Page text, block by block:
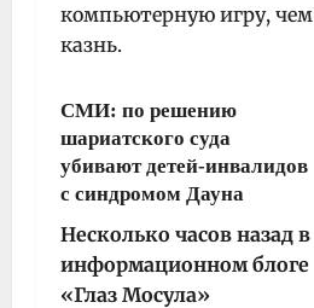
компьютерную игру, чем
казнь.
СМИ: по решению
шариатского суда
убивают детей-инвалидов
с синдромом Дауна
Несколько часов назад в
информационном блоге
«Глаз Мосула»